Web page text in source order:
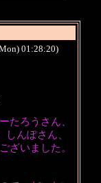
01:28:20)
たろうさん、
んぽさん、
ざいました。